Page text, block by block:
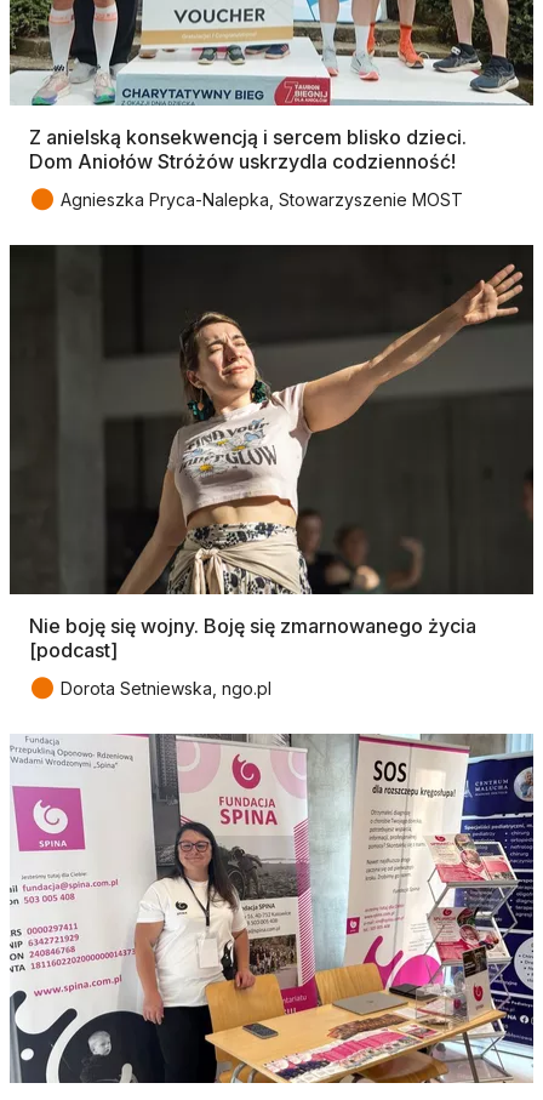
Z anielską konsekwencją i sercem blisko dzieci.
Dom Aniołów Stróżów uskrzydla codzienność!
● Agnieszka Pryca-Nalepka, Stowarzyszenie MOST
Nie boję się wojny. Boję się zmarnowanego życia
[podcast]
● Dorota Setniewska, ngo.pl